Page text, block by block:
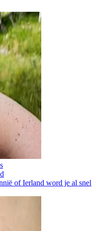
of Ierland word je al snel